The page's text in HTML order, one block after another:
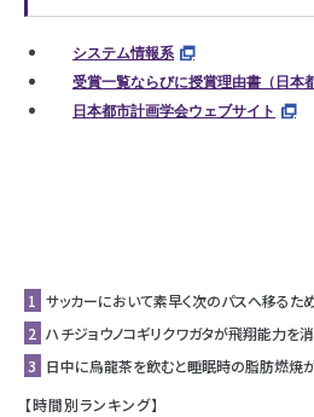
システム情報系
受賞一覧ならびに授賞理由書（日本
日本都市計画学会ウェブサイト
1 サッカーにおいて素早く次のパスへ移る
2 ハチジョウノコギリクワガタが飛翔能力を
3 日中に烏龍茶を飲むと睡眠時の脂肪燃焼
【時間別ランキング】